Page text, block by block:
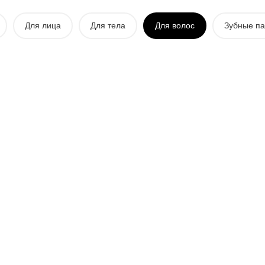
Для лица Для тела Для волос Зубные